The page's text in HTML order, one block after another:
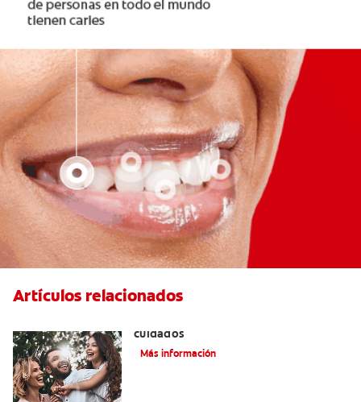
Artículos relacionados
cuidados
Más información